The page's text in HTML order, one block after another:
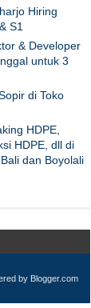
Hiring
S1
& Developer
untuk 3
di Toko
HDPE,
HDPE, dll di
dan Boyolali
by Blogger.com